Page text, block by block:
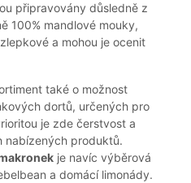
připravovány důsledně z
100% mandlové mouky,
a mohou je ocenit
také o možnost
dortů, určených pro
je zde čerstvost a
nabízených produktů.
je navíc výběrová
a domácí limonády.